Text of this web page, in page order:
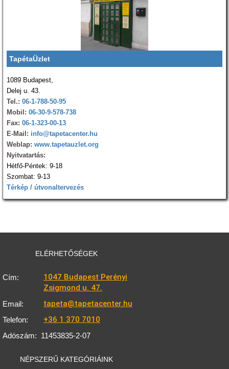
TapétaÜzlet
1089 Budapest,
Delej u. 43.
Tel.: 06-1-788-50-95
Mobil: 06-30-9-578-738
Fax: 06-1-323-00-13
E-Mail: info@tapetacenter.hu
Weblap: www.tapetauzlet.org
Nyitvatartás:
Hétfő-Péntek: 9-18
Szombat: 9-13
Térkép / útvonaltervezés
ELÉRHETŐSÉGEK
Cím:
1047 Budapest Perényi
Zsigmond u. 47.
Email: tapeta@tapetacenter.hu
Telefon: +36 1 370 7010
Adószám: 11453835-2-07
NÉPSZERŰ KATEGÓRIÁINK